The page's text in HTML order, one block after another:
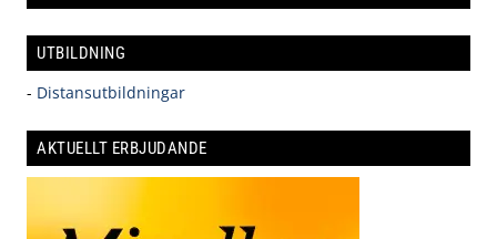
UTBILDNING
- Distansutbildningar
AKTUELLT ERBJUDANDE